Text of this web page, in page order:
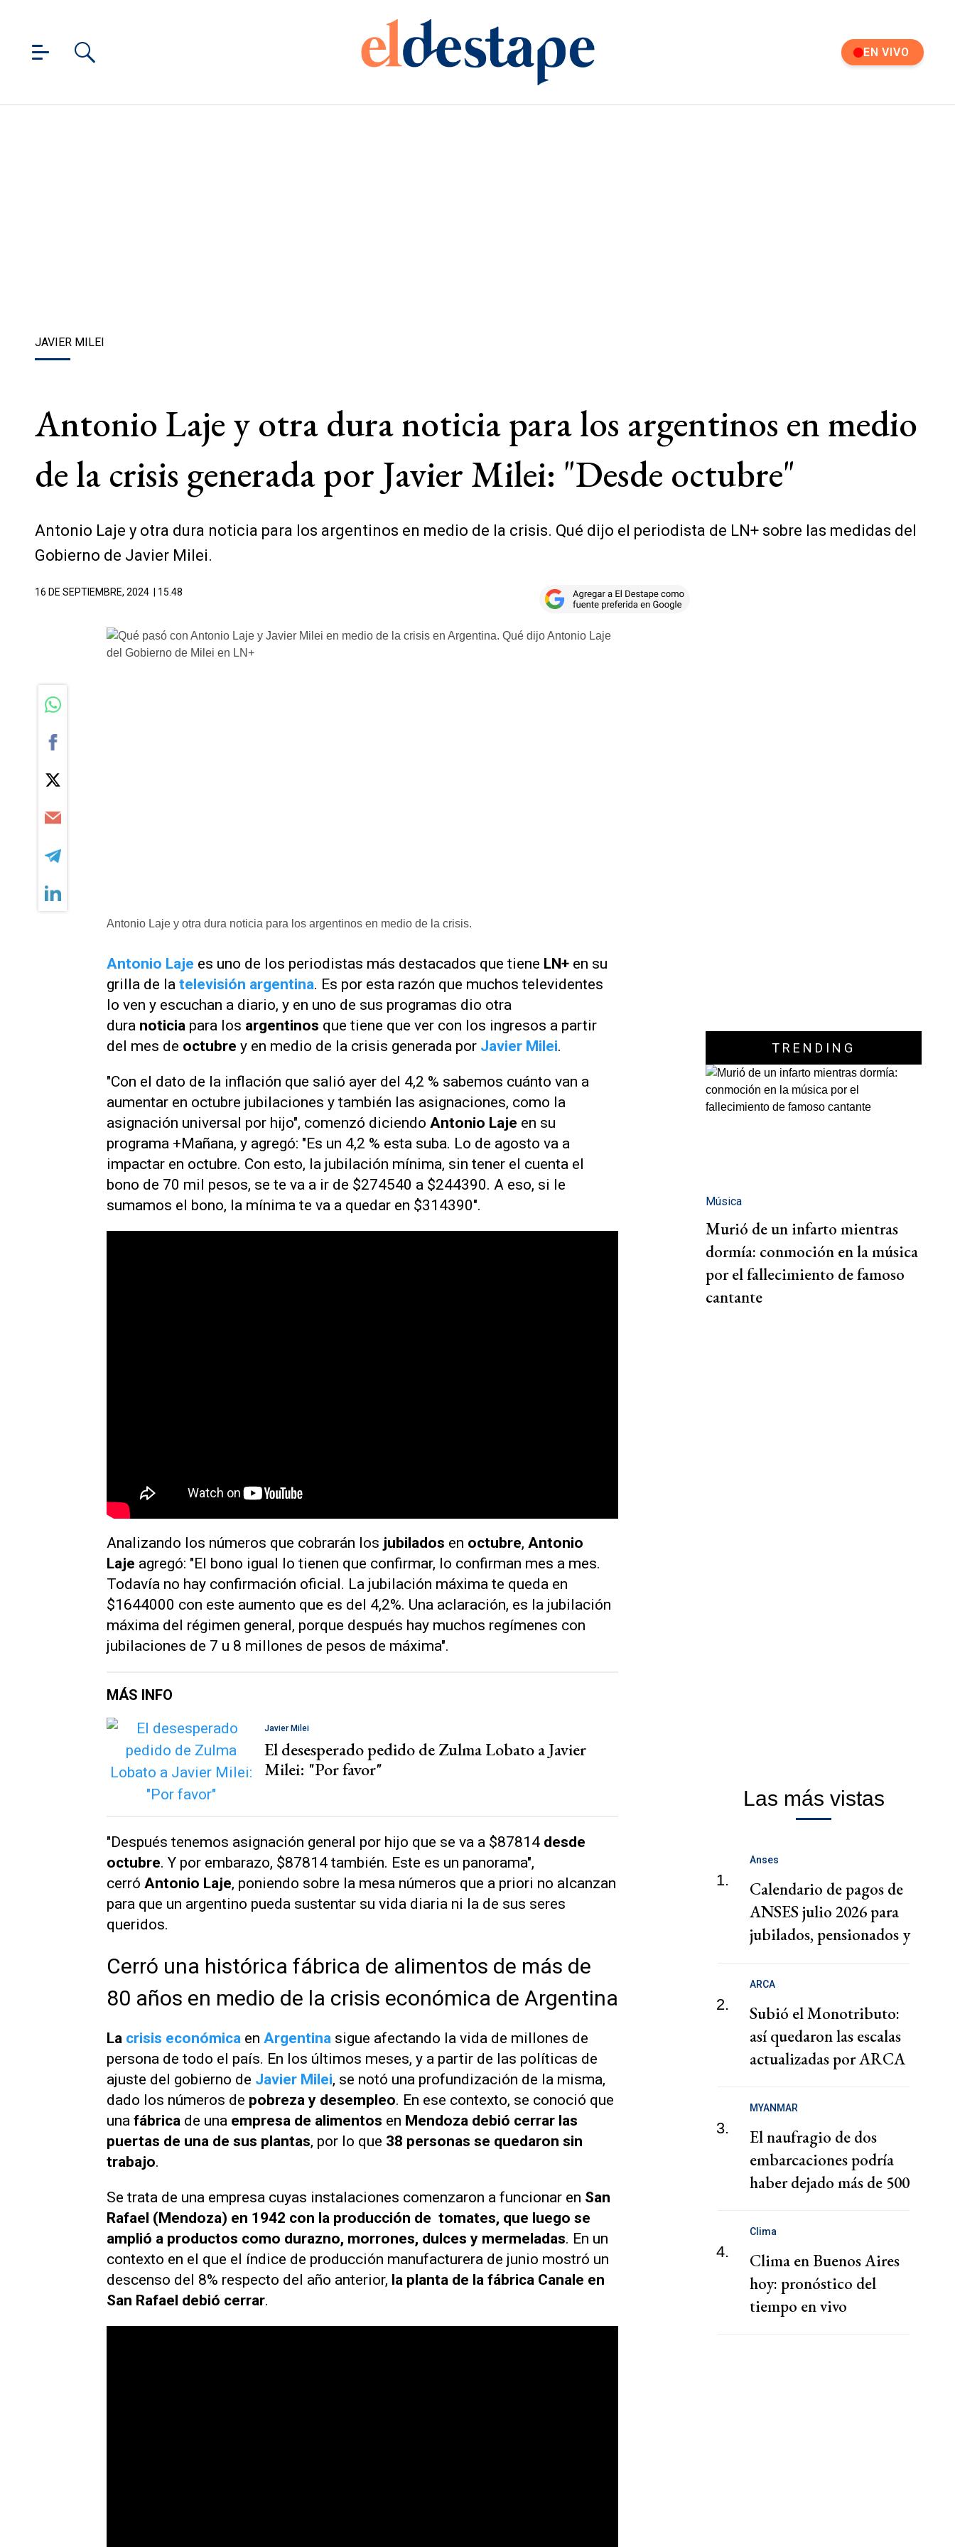
EN VIVO
JAVIER MILEI
Antonio Laje y otra dura noticia para los argentinos en medio
de la crisis generada por Javier Milei: "Desde octubre"
Antonio Laje y otra dura noticia para los argentinos en medio de la crisis. Qué dijo el periodista de LN+ sobre las medidas del
Gobierno de Javier Milei.
16 DE SEPTIEMBRE, 2024 | 15.48
Antonio Laje y otra dura noticia para los argentinos en medio de la crisis.
Antonio Laje es uno de los periodistas más destacados que tiene LN+ en su
grilla de la televisión argentina. Es por esta razón que muchos televidentes
lo ven y escuchan a diario, y en uno de sus programas dio otra
dura noticia para los argentinos que tiene que ver con los ingresos a partir
del mes de octubre y en medio de la crisis generada por Javier Milei.
"Con el dato de la inflación que salió ayer del 4,2 % sabemos cuánto van a
aumentar en octubre jubilaciones y también las asignaciones, como la
asignación universal por hijo", comenzó diciendo Antonio Laje en su
programa +Mañana, y agregó: "Es un 4,2 % esta suba. Lo de agosto va a
impactar en octubre. Con esto, la jubilación mínima, sin tener el cuenta el
bono de 70 mil pesos, se te va a ir de $274540 a $244390. A eso, si le
sumamos el bono, la mínima te va a quedar en $314390".
Analizando los números que cobrarán los jubilados en octubre, Antonio
Laje agregó: "El bono igual lo tienen que confirmar, lo confirman mes a mes.
Todavía no hay confirmación oficial. La jubilación máxima te queda en
$1644000 con este aumento que es del 4,2%. Una aclaración, es la jubilación
máxima del régimen general, porque después hay muchos regímenes con
jubilaciones de 7 u 8 millones de pesos de máxima".
MÁS INFO
Javier Milei
El desesperado pedido de Zulma Lobato a Javier
Milei: "Por favor"
"Después tenemos asignación general por hijo que se va a $87814 desde
octubre. Y por embarazo, $87814 también. Este es un panorama",
cerró Antonio Laje, poniendo sobre la mesa números que a priori no alcanzan
para que un argentino pueda sustentar su vida diaria ni la de sus seres
queridos.
Cerró una histórica fábrica de alimentos de más de
80 años en medio de la crisis económica de Argentina
La crisis económica en Argentina sigue afectando la vida de millones de
persona de todo el país. En los últimos meses, y a partir de las políticas de
ajuste del gobierno de Javier Milei, se notó una profundización de la misma,
dado los números de pobreza y desempleo. En ese contexto, se conoció que
una fábrica de una empresa de alimentos en Mendoza debió cerrar las
puertas de una de sus plantas, por lo que 38 personas se quedaron sin
trabajo.
Se trata de una empresa cuyas instalaciones comenzaron a funcionar en San
Rafael (Mendoza) en 1942 con la producción de tomates, que luego se
amplió a productos como durazno, morrones, dulces y mermeladas. En un
contexto en el que el índice de producción manufacturera de junio mostró un
descenso del 8% respecto del año anterior, la planta de la fábrica Canale en
San Rafael debió cerrar.
TRENDING
Música
Murió de un infarto mientras
dormía: conmoción en la música
por el fallecimiento de famoso
cantante
Las más vistas
1.
Anses
Calendario de pagos de
ANSES julio 2026 para
jubilados, pensionados y
2.
ARCA
Subió el Monotributo:
así quedaron las escalas
actualizadas por ARCA
3.
MYANMAR
El naufragio de dos
embarcaciones podría
haber dejado más de 500
según la ONU
4.
Clima
Clima en Buenos Aires
hoy: pronóstico del
tiempo en vivo